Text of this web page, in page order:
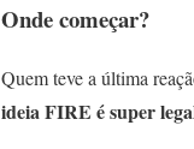
Onde começar?
Quem teve a última
ideia FIRE é super